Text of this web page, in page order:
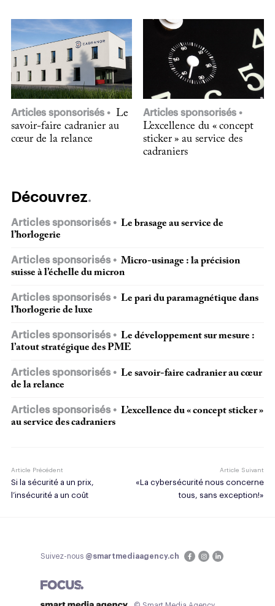
Articles sponsorisés
Le
savoir-faire cadranier au
cœur de la relance
Articles sponsorisés
L’excellence du « concept
sticker » au service des
cadraniers
Découvrez
Articles sponsorisés
Le brasage au service de
l’horlogerie
Articles sponsorisés
Micro-usinage : la précision
suisse à l’échelle du micron
Articles sponsorisés
Le pari du paramagnétique dans
l’horlogerie de luxe
Articles sponsorisés
Le développement sur mesure :
l’atout stratégique des PME
Articles sponsorisés
Le savoir-faire cadranier au cœur
de la relance
Articles sponsorisés
L’excellence du « concept sticker »
au service des cadraniers
Article Précédent
Si la sécurité a un prix,
l’insécurité a un coût
Article Suivant
«La cybersécurité nous concerne
tous, sans exception!»
Suivez-nous @smartmediaagency.ch